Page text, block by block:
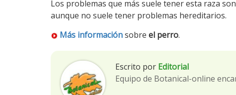
Los problemas que más suele tener esta raza
aunque no suele tener problemas hereditarios.
Más informaciónsobre el perro.
Escrito por Editorial
Equipo de Botanical-online